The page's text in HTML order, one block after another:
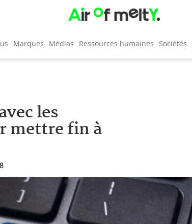
Marques Médias Ressources humaines Sociétés
les
mettre fin à